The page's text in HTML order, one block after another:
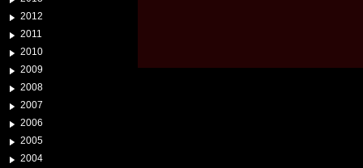
2012
2011
2010
2009
2008
2007
2006
2005
2004